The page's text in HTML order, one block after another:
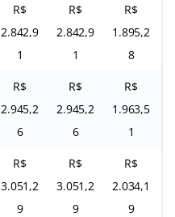
R$
2.842,9
1
R$
2.842,9
1
R$
1.895,2
8
R$
2.945,2
6
R$
2.945,2
6
R$
1.963,5
1
R$
3.051,2
9
R$
3.051,2
9
R$
2.034,1
9